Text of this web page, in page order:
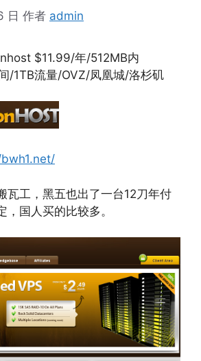
日 作者 admin
$11.99/年/512MB内
/1TB流量/OVZ/凤凰城/洛杉矶
瓦工，黑五也出了一台12刀年付
，国人买的比较多。